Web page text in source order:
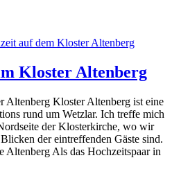
Kloster Altenberg
Altenberg Kloster Altenberg ist eine
rund um Wetzlar. Ich treffe mich
der Klosterkirche, wo wir
der eintreffenden Gäste sind.
Altenberg Als das Hochzeitspaar in